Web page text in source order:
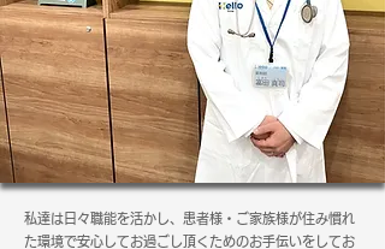
私達は日々職能を活かし、患者様・ご家族様が住み慣れ
た環境で安心してお過ごし頂くためのお手伝いをしてお